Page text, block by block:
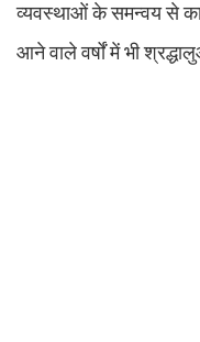
व्यवस्थाओं के समन्वय से
आने वाले वर्षों में भी